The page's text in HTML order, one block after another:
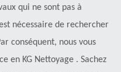
qui ne sont pas à
nécessaire de rechercher
conséquent, nous vous
en KG Nettoyage . Sachez